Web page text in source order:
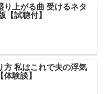
り上がる曲 受けるネタ
試聴付】
方 私はこれで夫の浮気
験談】